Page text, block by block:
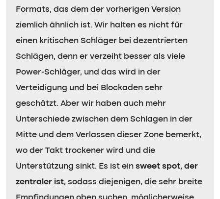
Formats, das dem der vorherigen Version
ziemlich ähnlich ist. Wir halten es nicht für
einen kritischen Schläger bei dezentrierten
Schlägen, denn er verzeiht besser als viele
Power-Schläger, und das wird in der
Verteidigung und bei Blockaden sehr
geschätzt. Aber wir haben auch mehr
Unterschiede zwischen dem Schlagen in der
Mitte und dem Verlassen dieser Zone bemerkt,
wo der Takt trockener wird und die
Unterstützung sinkt. Es ist ein sweet spot, der
zentraler ist, sodass diejenigen, die sehr breite